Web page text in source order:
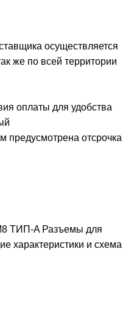
осуществляется
же по всей территории
оплаты для удобства
предусмотрена отсрочка
ТИП-A Разъемы для
характеристики и схема